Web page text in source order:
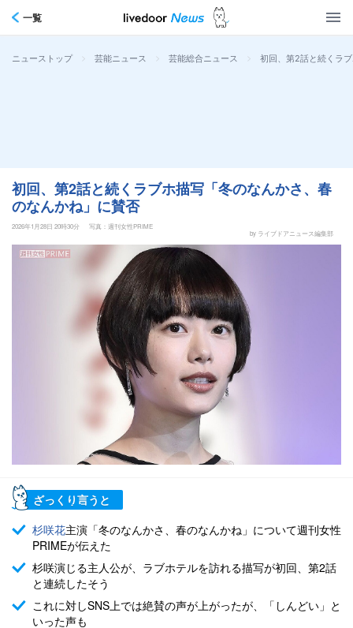
一覧
ニューストップ > 芸能ニュース > 芸能総合ニュース > 初回、第2話と続くラ
初回、第2話と続くラブホ描写「冬のなんかさ、春
のなんかね」に賛否
2026年1月28日 20時30分
写真：週刊女性PRIME
by ライブドアニュース編集部
ざっくり言うと
杉咲花主演「冬のなんかさ、春のなんかね」について週刊女性
PRIMEが伝えた
杉咲演じる主人公が、ラブホテルを訪れる描写が初回、第2話
と連続したそう
これに対しSNS上では絶賛の声が上がったが、「しんどい」と
いった声も